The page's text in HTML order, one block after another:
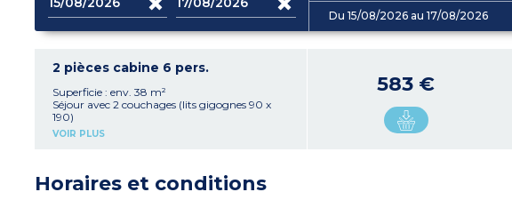
Du 15/08/2026 au 17/08/2026
2 pièces cabine 6 pers.
Superficie : env. 38 m²
Séjour avec 2 couchages (lits gigognes 90 x
190)
Kitchenette équipée (plaque vitrocéramique 4
capsules)
1 chambre avec 2 couchages : 1 grand lit 160 x
VOIR PLUS
583 €
Horaires et conditions